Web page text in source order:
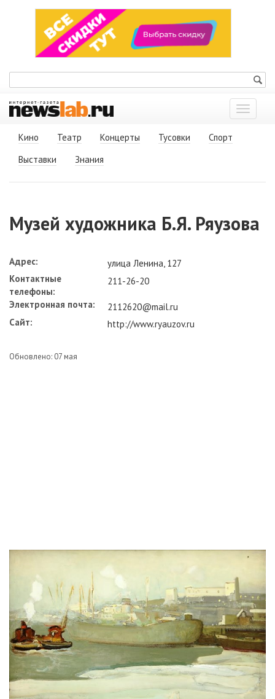
Показать
меню
Кино
Театр Концерты Тусовки
Спорт
Выставки
Знания
Музей художника Б.Я. Ряузова
Адрес:
улица Ленина, 127
Контактные
телефоны:
211-26-20
Электронная почта:
2112620@mail.ru
Сайт:
http://www.ryauzov.ru
Обновлено: 07 мая